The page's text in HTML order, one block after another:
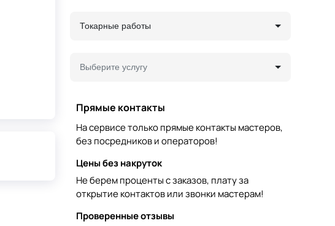
Токарные работы
Выберите услугу
Прямые контакты
На сервисе только прямые контакты мастеров,
без посредников и операторов!
Цены без накруток
Не берем проценты с заказов, плату за
открытие контактов или звонки мастерам!
Проверенные отзывы